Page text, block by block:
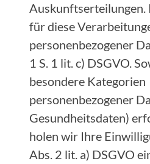
Auskunftserteilungen.
für diese
personenbezogener
1 S. 1 lit. c) DSGVO.
besondere Kategorien
personenbezogener
Gesundheitsdaten)
holen wir Ihre
Abs. 2 lit. a) DSGVO